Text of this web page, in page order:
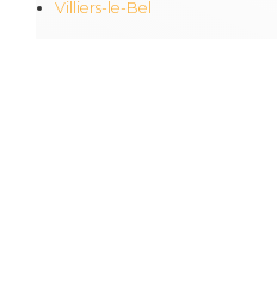
Villiers-le-Bel